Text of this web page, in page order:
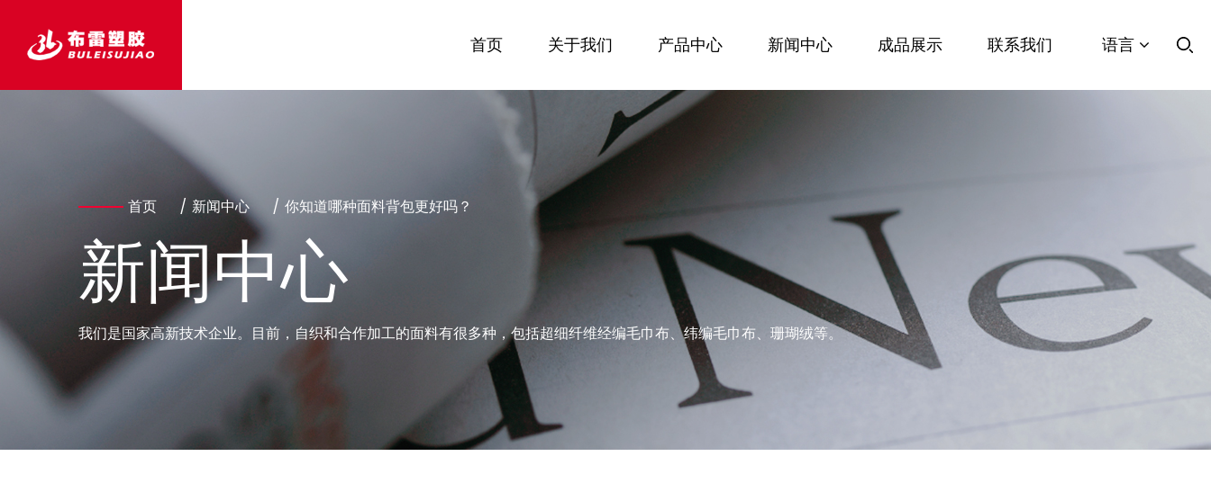
首页 关于我们 产品中心 新闻中心 成品展示 联系我们 语言
首页 / 新闻中心 / 你知道哪种面料背包更好吗？
我们是国家高新技术企业。目前，自织和合作加工的面料有很多种，包括超细纤维经编毛巾布、纬编毛巾布、珊瑚绒等。